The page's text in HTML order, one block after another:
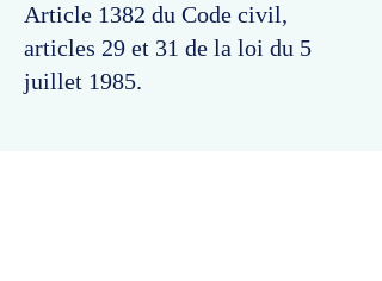
Article 1382 du Code civil,
articles 29 et 31 de la loi du 5
juillet 1985.